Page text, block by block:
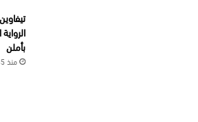
بأملن
منذ 35 دقيقة